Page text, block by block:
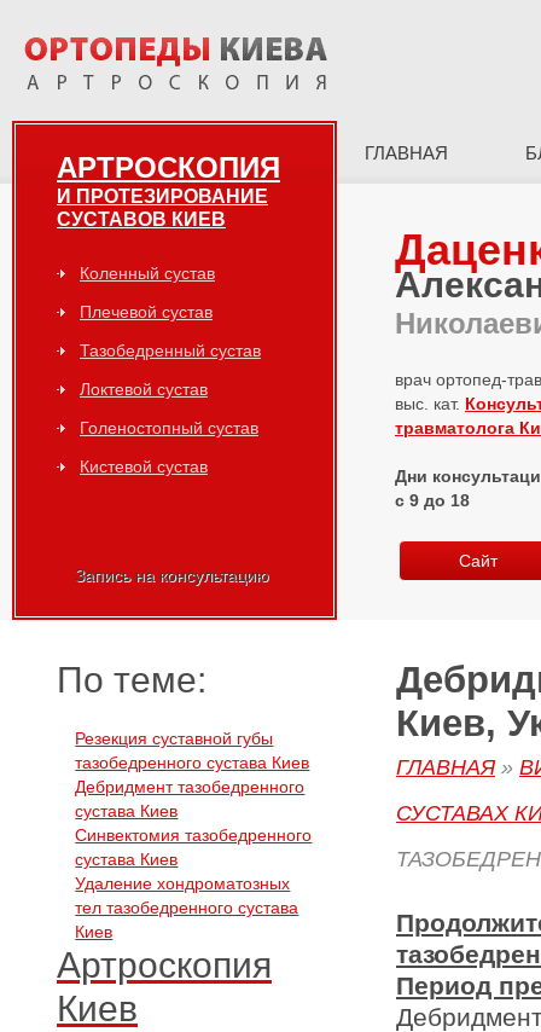
ГЛАВНАЯ
АРТРОСКОПИЯ
И ПРОТЕЗИРОВАНИЕ
СУСТАВОВ КИЕВ
Коленный сустав
Плечевой сустав
Тазобедренный сустав
Локтевой сустав
Голеностопный сустав
Кистевой сустав
Запись на консультацию
врач ортопед-
выс. кат.
травматолога
Дни
с 9 до 18
Сайт
По теме:
Резекция суставной губы
тазобедренного сустава Киев
Дебридмент тазобедренного
сустава Киев
Синвектомия тазобедренного
сустава Киев
Удаление хондроматозных
тел тазобедренного сустава
Киев
Артроскопия
Киев
Киев,
ГЛАВНАЯ»
СУСТАВАХ
Период